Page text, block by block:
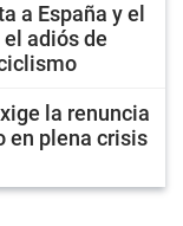
a España y el
adiós de
la renuncia
en plena crisis